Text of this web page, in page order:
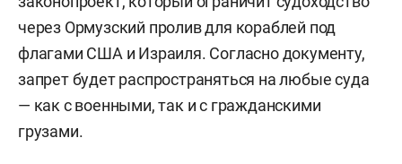
через Ормузский пролив для кораблей под
флагами США и Израиля. Согласно документу,
запрет будет распространяться на любые суда
— как с военными, так и с гражданскими
грузами.